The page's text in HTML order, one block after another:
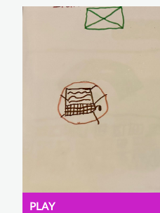
PLAY